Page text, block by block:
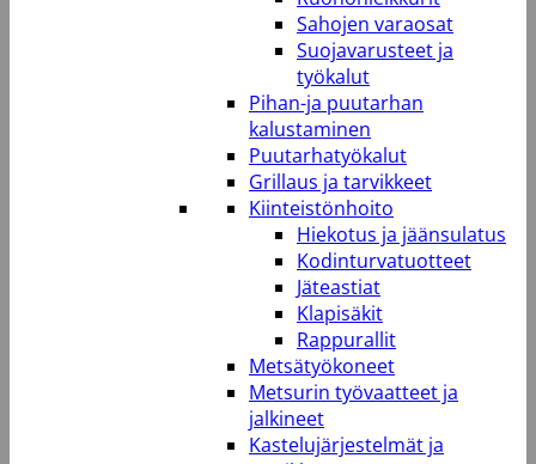
Sahojen varaosat
Suojavarusteet ja
työkalut
Pihan-ja puutarhan
kalustaminen
Puutarhatyökalut
Grillaus ja tarvikkeet
Kiinteistönhoito
Hiekotus ja jäänsulatus
Kodinturvatuotteet
Jäteastiat
Klapisäkit
Rappurallit
Metsätyökoneet
Metsurin työvaatteet ja
jalkineet
Kastelujärjestelmät ja